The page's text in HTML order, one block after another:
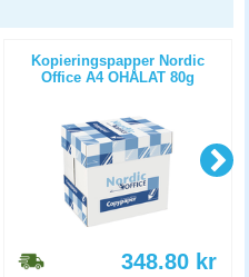
Kopieringspapper Nordic
Office A4 OHÅLAT 80g
348.80 kr